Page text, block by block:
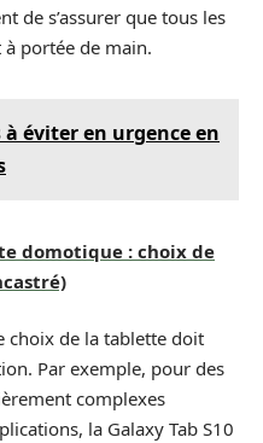
de s’assurer que tous les
portée de main.
à éviter en urgence en
domotique : choix de
choix de la tablette doit
Par exemple, pour des
complexes
la Galaxy Tab S10